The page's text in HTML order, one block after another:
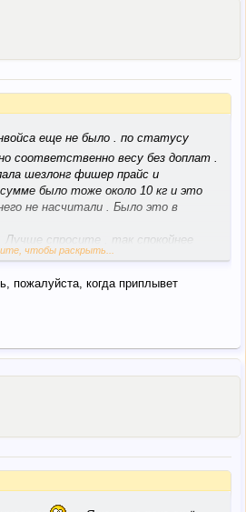
еще не было . по статусу
соответственно весу без доплат .
шезлонг фишер прайс и
было тоже около 10 кг и это
не насчитали . Было это в
Лучше спросите , так спокойнее
чтобы раскрыть...
пожалуйста, когда приплывет